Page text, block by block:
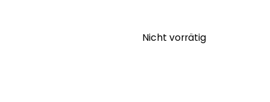
Nicht vorrätig